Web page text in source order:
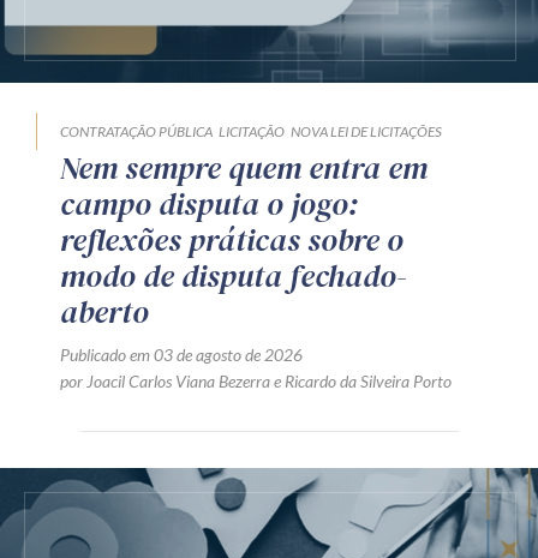
CONTRATAÇÃO PÚBLICA LICITAÇÃO NOVA LEI DE LICITAÇÕES
Nem sempre quem entra em
campo disputa o jogo:
reflexões práticas sobre o
modo de disputa fechado-
aberto
Publicado em 03 de agosto de 2026
porJoacil Carlos Viana Bezerrae Ricardo da Silveira Porto